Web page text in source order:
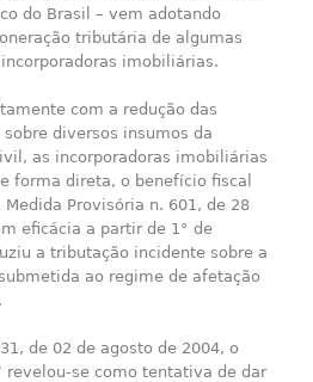
do Brasil – vem adotando
tributária de algumas
imobiliárias.
com a redução das
diversos insumos da
as incorporadoras imobiliárias
forma direta, o benefício fiscal
Provisória n. 601, de 28
eficácia a partir de 1° de
a tributação incidente sobre a
ao regime de afetação
de 02 de agosto de 2004, o
revelou-se como tentativa de dar